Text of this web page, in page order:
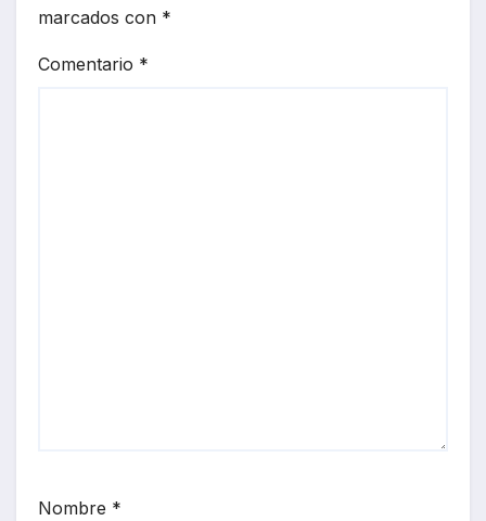
marcados con *
Comentario *
Nombre *